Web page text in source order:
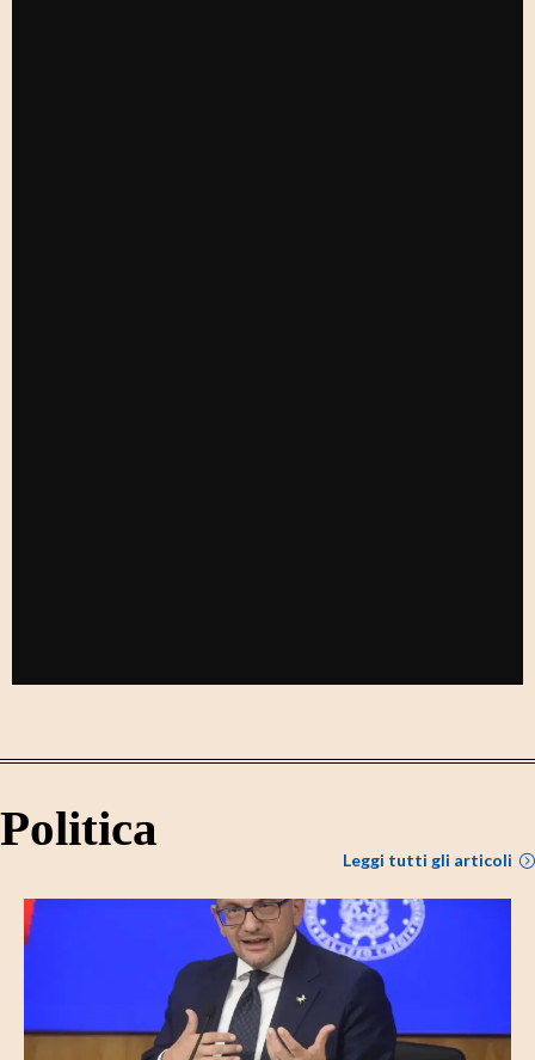
Politica
Leggi tutti gli articoli